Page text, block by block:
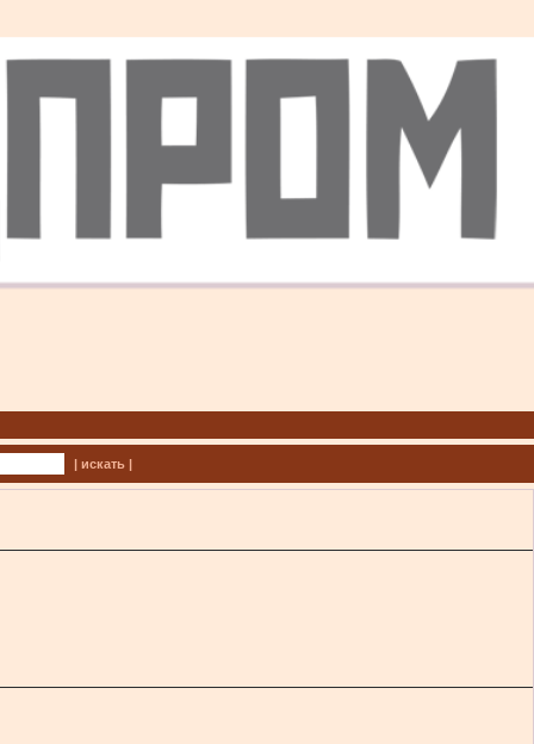
| искать |